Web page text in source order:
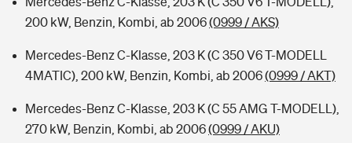
200 kW, Benzin, Kombi, ab 2006(0999 / AKS)
Mercedes-Benz C-Klasse, 203 K (C 350 V6 T-MODELL
4MATIC), 200 kW, Benzin, Kombi, ab 2006(0999 / AKT)
Mercedes-Benz C-Klasse, 203 K (C 55 AMG T-MODELL),
270 kW, Benzin, Kombi, ab 2006(0999 / AKU)